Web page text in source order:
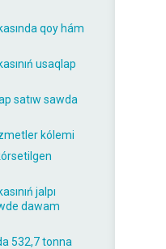
qoy hám
usaqlap
satıw sawda
kólemi
jalpı
dawam
532,7 tonna